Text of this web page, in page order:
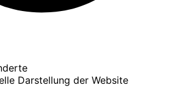
Darstellung der Website